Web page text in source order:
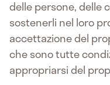
delle persone, delle
sostenerli nel loro
accettazione del
che sono tutte
appropriarsi del